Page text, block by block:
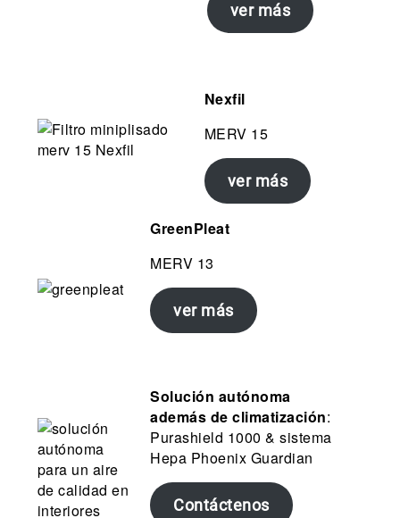
ver más
Nexfil
MERV 15
ver más
GreenPleat
MERV 13
ver más
Solución autónoma
además de climatización:
Purashield 1000 & sistema
Hepa Phoenix Guardian
Contáctenos